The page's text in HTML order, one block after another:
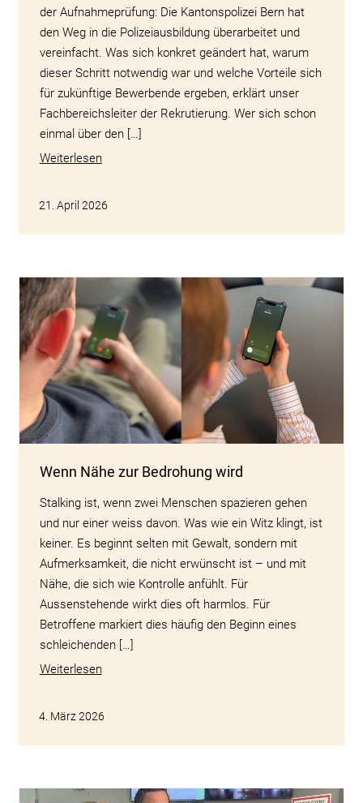
der Aufnahmeprüfung: Die Kantonspolizei Bern hat
den Weg in die Polizeiausbildung überarbeitet und
vereinfacht. Was sich konkret geändert hat, warum
dieser Schritt notwendig war und welche Vorteile sich
für zukünftige Bewerbende ergeben, erklärt unser
Fachbereichsleiter der Rekrutierung. Wer sich schon
einmal über den […]
Weiterlesen
21. April 2026
Wenn Nähe zur Bedrohung wird
Stalking ist, wenn zwei Menschen spazieren gehen
und nur einer weiss davon. Was wie ein Witz klingt, ist
keiner. Es beginnt selten mit Gewalt, sondern mit
Aufmerksamkeit, die nicht erwünscht ist – und mit
Nähe, die sich wie Kontrolle anfühlt. Für
Aussenstehende wirkt dies oft harmlos. Für
Betroffene markiert dies häufig den Beginn eines
schleichenden […]
Weiterlesen
4. März 2026